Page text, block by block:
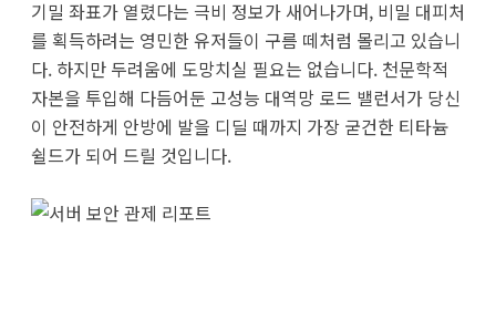
기밀 좌표가 열렸다는 극비 정보가 새어나가며, 비밀 대피처
를 획득하려는 영민한 유저들이 구름 떼처럼 몰리고 있습니
다. 하지만 두려움에 도망치실 필요는 없습니다. 천문학적
자본을 투입해 다듬어둔 고성능 대역망 로드 밸런서가 당신
이 안전하게 안방에 발을 디딜 때까지 가장 굳건한 티타늄
쉴드가 되어 드릴 것입니다.